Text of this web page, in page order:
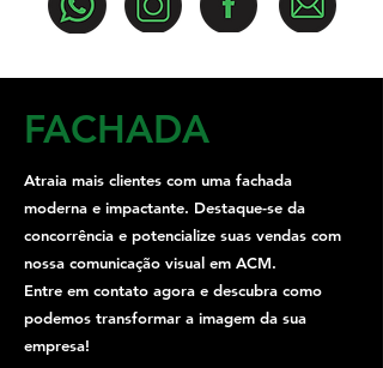
FACHADA
Atraia mais clientes com uma fachada
moderna e impactante. Destaque-se da
concorrência e potencialize suas vendas com
nossa comunicação visual em ACM.
Entre em contato agora e descubra como
podemos transformar a imagem da sua
empresa!